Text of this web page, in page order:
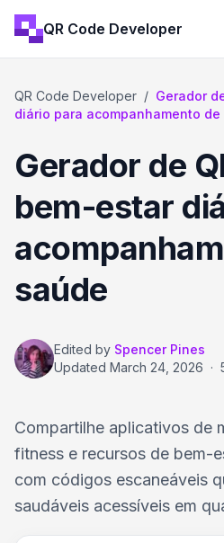
QR Code Developer
QR Code Developer / Gerador
diário para acompanhamento de
Gerador de
bem-estar
saúde
Edited by Spencer Pines
Updated March 24, 2026 ·
Compartilhe aplicativos de
fitness e recursos de bem-
com códigos escaneáveis
saudáveis acessíveis em